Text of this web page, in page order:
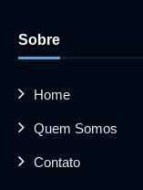
Sobre
Home
Quem Somos
Contato